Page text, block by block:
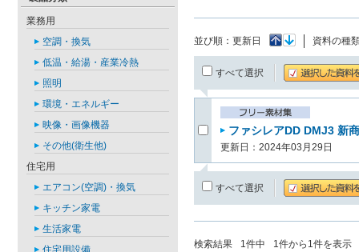
並び順： 更新日 資料の種
すべて選択
ファシレアDD DMJ3 新
更新日：2024年03月29日
すべて選択
検索結果 1件中 1件から 1件を表示
業務用
空調・換気
低温・給湯・産業冷熱
照明
環境・エネルギー
映像・画像機器
その他(衛生他)
住宅用
エアコン(空調)・換気
キッチン家電
生活家電
住宅用設備